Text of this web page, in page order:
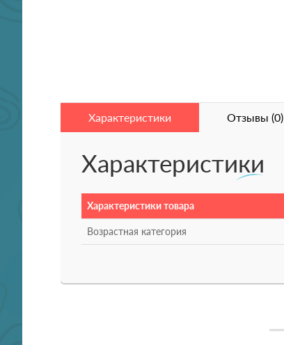
Характеристики Отзывы (0)
Характеристики
Характеристики товара
Возрастная категория